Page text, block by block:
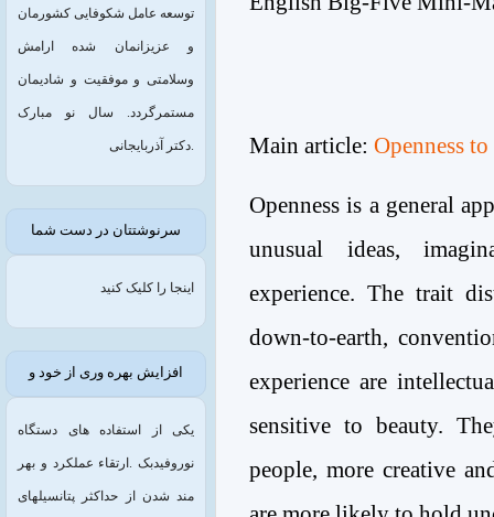
توسعه عامل شکوفایی کشورمان
و عزیزانمان شده ارامش
وسلامتی و موفقیت و شادیمان
مستمرگردد. سال نو مبارک
.دکتر آذربایجانی
سرنوشتتان در دست شما
اینجا را کلیک کنید
افزایش بهره وری از خود و
یکی از استفاده های دستگاه
نوروفیدبک .ارتقاء عملکرد و بهر
مند شدن از حداکثر پتانسیلهای
Main article: Openness
Openness is a general
unusual ideas,
experience. The trait
down-to-earth,
experience are
sensitive to beauty.
people, more creative